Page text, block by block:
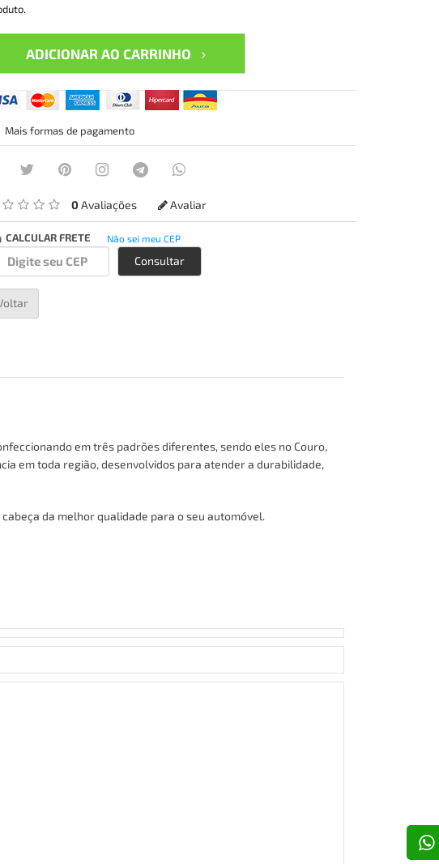
ADICIONAR AO CARRINHO
Mais formas de pagamento
0Avaliações Avaliar
CALCULAR FRETE Não sei meu CEP
Consultar
em três padrões diferentes, sendo eles no Couro,
em toda região, desenvolvidos para atender a durabilidade,
da melhor qualidade para o seu automóvel.